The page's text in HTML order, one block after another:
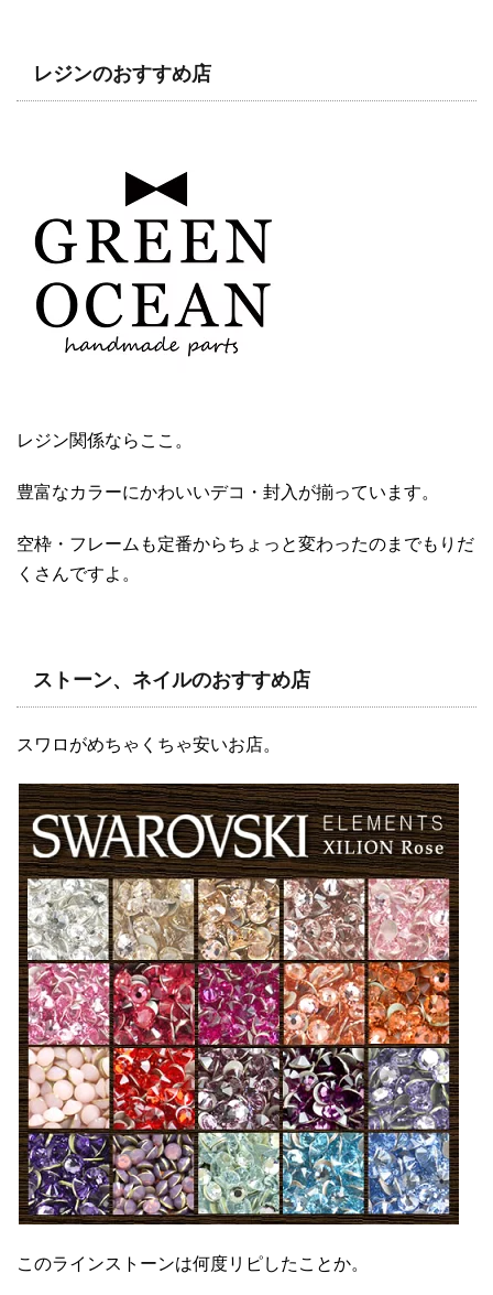
レジンのおすすめ店
レジン関係ならここ。
豊富なカラーにかわいいデコ・封入が揃っています。
空枠・フレームも定番からちょっと変わったのまでもりだ
くさんですよ。
ストーン、ネイルのおすすめ店
スワロがめちゃくちゃ安いお店。
このラインストーンは何度リピしたことか。